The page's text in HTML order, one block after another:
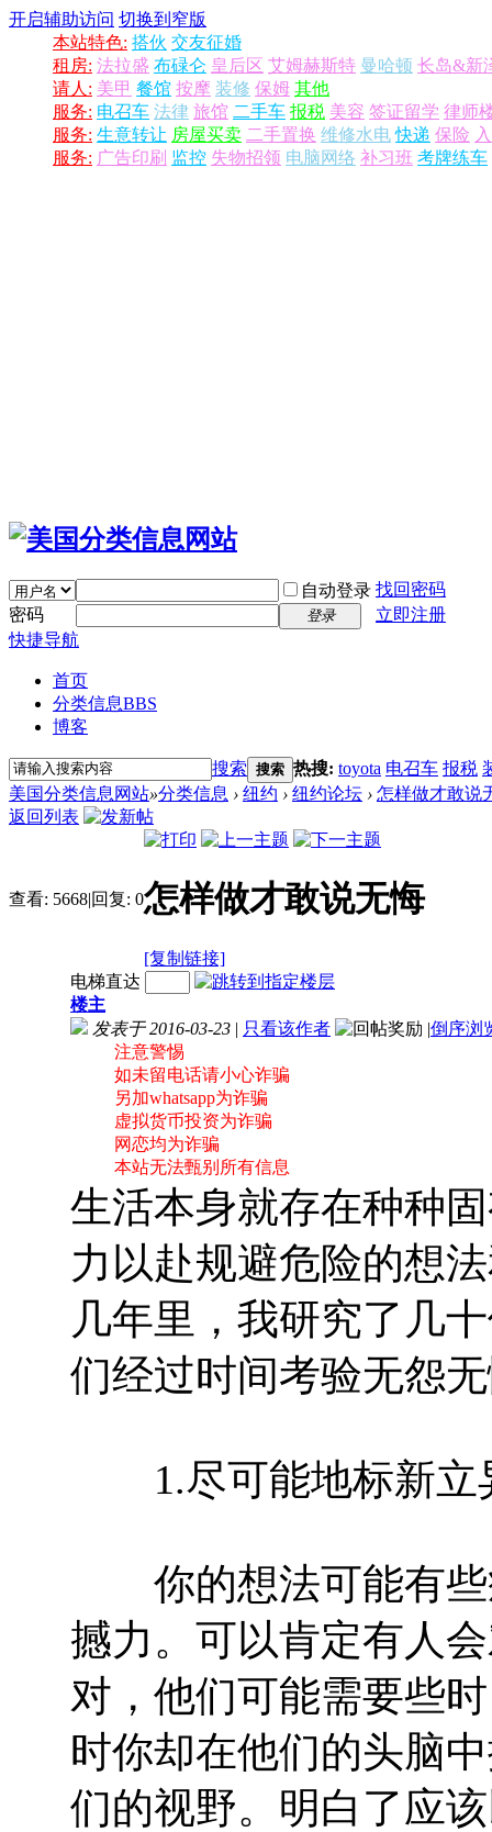
开启辅助访问 切换到窄版
本站特色: 搭伙 交友征婚
租房: 法拉盛 布碌仑 皇后区 艾姆赫斯特 曼哈顿 长岛&新
请人: 美甲 餐馆 按摩 装修 保姆 其他
服务: 电召车 法律 旅馆 二手车 报税 美容 签证留学 律师
服务: 生意转让 房屋买卖 二手置换 维修水电 快递 保险
服务: 广告印刷 监控 失物招领 电脑网络 补习班 考牌练车
自动登录 找回密码
密码
登录
立即注册
快捷导航
首页
分类信息BBS
博客
搜索 搜索 热搜: toyota 电召车 报税
美国分类信息网站»分类信息 › 纽约 › 纽约论坛 › 怎样做才敢说
返回列表
查看: 5668|回复: 0怎样做才敢说无悔
[复制链接]
电梯直达
楼主
发表于 2016-03-23 | 只看该作者 |倒序浏
注意警惕
如未留电话请小心诈骗
另加whatsapp为诈骗
虚拟货币投资为诈骗
网恋均为诈骗
本站无法甄别所有信息
生活本身就存在种种
力以赴规避危险的想
几年里，我研究了几
们经过时间考验无怨
1.尽可能地标新立
你的想法可能有些
撼力。可以肯定有人
对，他们可能需要些
时你却在他们的头脑
们的视野。明白了应